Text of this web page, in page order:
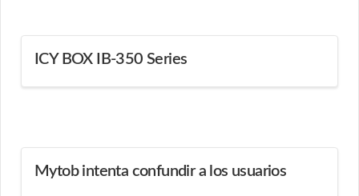
ICY BOX IB-350 Series
Mytob intenta confundir a los usuarios